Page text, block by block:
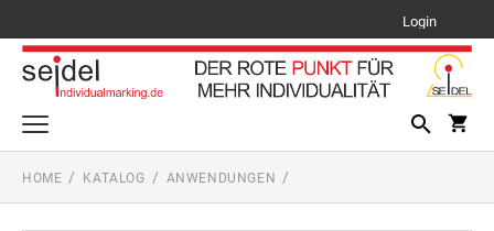
Login
Schilder
HOME KATALOG ANWENDUNGEN